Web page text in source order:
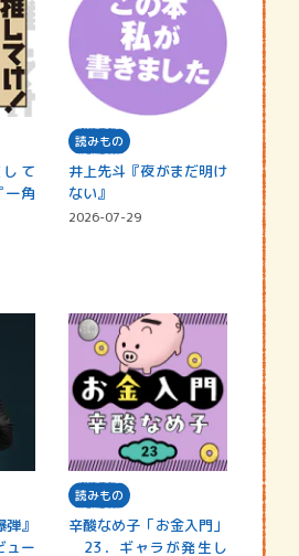
て
角
読みもの
井上先斗『夜がまだ明け
ない』
2026-07-29
』
ュー
読みもの
辛酸なめ子「お金入門」
23．ギャラが発生し